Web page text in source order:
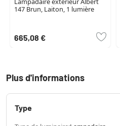
147 Brun, Laiton, 1 lumière
665,08 €
Plus d'informations
Type